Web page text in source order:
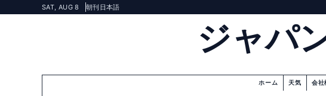
SAT, AUG 8 朝刊 日本語
ジャパ
ホーム 天気 会社